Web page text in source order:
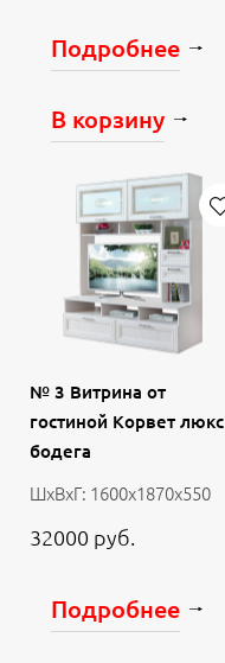
Подробнее
В корзину
№ 3 Витрина от
гостиной Корвет люкс
бодега
ШхВхГ: 1600х1870х550
32000 руб.
Подробнее